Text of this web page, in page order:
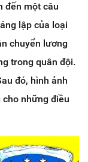
đến một câu
lập của loại
chuyển lương
trong quân đội.
đó, hình ảnh
những điều